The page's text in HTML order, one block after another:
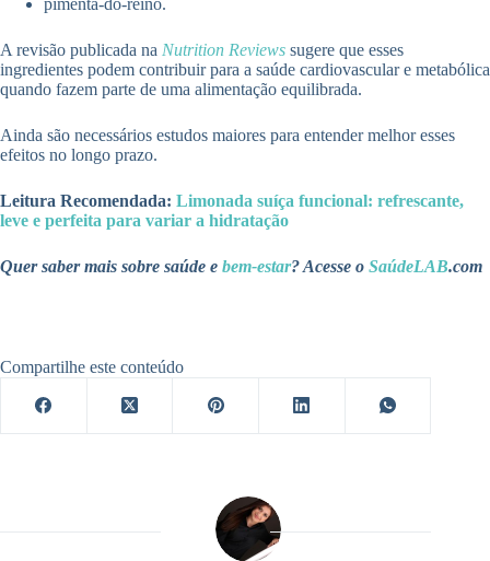
A revisão publicada na Nutrition Reviews sugere que esses
ingredientes podem contribuir para a saúde cardiovascular e metabólica
quando fazem parte de uma alimentação equilibrada.
Ainda são necessários estudos maiores para entender melhor esses
efeitos no longo prazo.
Leitura Recomendada: Limonada suíça funcional: refrescante,
leve e perfeita para variar a hidratação
Quer saber mais sobre saúde e bem-estar? Acesse o SaúdeLAB.com
Compartilhe este conteúdo